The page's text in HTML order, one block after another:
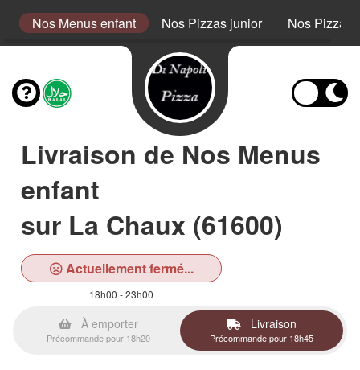
Nos Menus enfant Nos Pizzas junior Nos Pizzas
Livraison de Nos Menus
enfant
sur La Chaux (61600)
Actuellement fermé...
18h00 - 23h00
À emporter
Précommande pour 18h20
Livraison
Précommande pour 18h45